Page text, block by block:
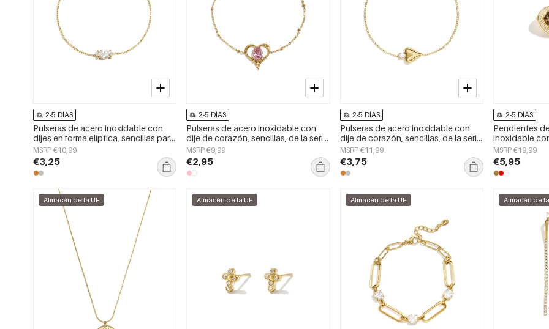
2-5 DÍAS
Pulseras de acero inoxidable con
dijes en forma elíptica, sencillas para
uso diario, de la serie Simple. Joyería
para mujer.
MSRP €10,99
€3,25
2-5 DÍAS
Pulseras de acero inoxidable con
dije de corazón, sencillas, de la serie
Daily Simple, joyería para mujer
MSRP €9,99
€2,95
2-5 DÍAS
Pulseras de acero inoxidable con
dije de corazón, sencillas, de la serie
Daily Simple, joyería para mujer
MSRP €11,99
€3,75
2-5 DÍAS
Pendientes
inoxidable
elegantes, de
joyería para
MSRP €19,99
€5,95
Almacén de la UE Almacén de la UE Almacén de la UE Almacén de